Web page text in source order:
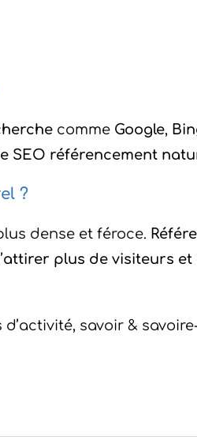
comme Google,
SEO référencement
?
dense et féroce.
attirer plus de visiteurs et
savoir &